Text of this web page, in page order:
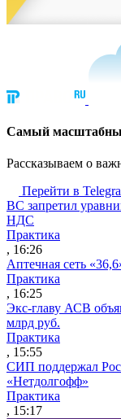
Cамый
Рассказываем о
Перейти в
ВС запретил
НДС
Практика
, 16:26
Аптечная сеть
Практика
, 16:25
Экс-главу АСВ
млрд руб.
Практика
, 15:55
СИП поддержал
«Нетдолгофф»
Практика
, 15:17